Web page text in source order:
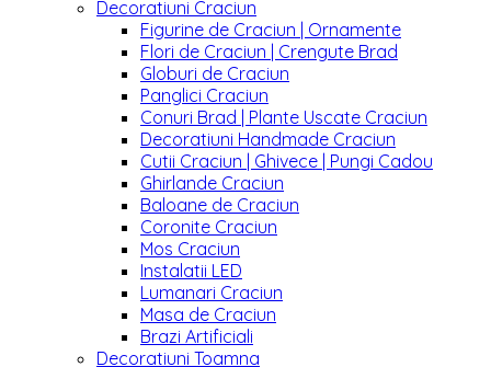
Decoratiuni Craciun
Figurine de Craciun | Ornamente
Flori de Craciun | Crengute Brad
Globuri de Craciun
Panglici Craciun
Conuri Brad | Plante Uscate Craciun
Decoratiuni Handmade Craciun
Cutii Craciun | Ghivece | Pungi Cadou
Ghirlande Craciun
Baloane de Craciun
Coronite Craciun
Mos Craciun
Instalatii LED
Lumanari Craciun
Masa de Craciun
Brazi Artificiali
Decoratiuni Toamna